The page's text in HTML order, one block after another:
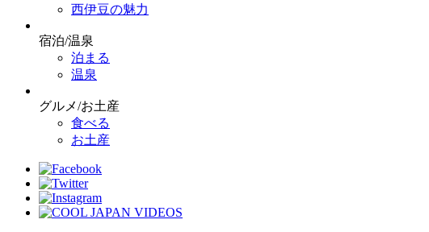
西伊豆の魅力
宿泊/温泉
泊まる
温泉
グルメ/お土産
食べる
お土産